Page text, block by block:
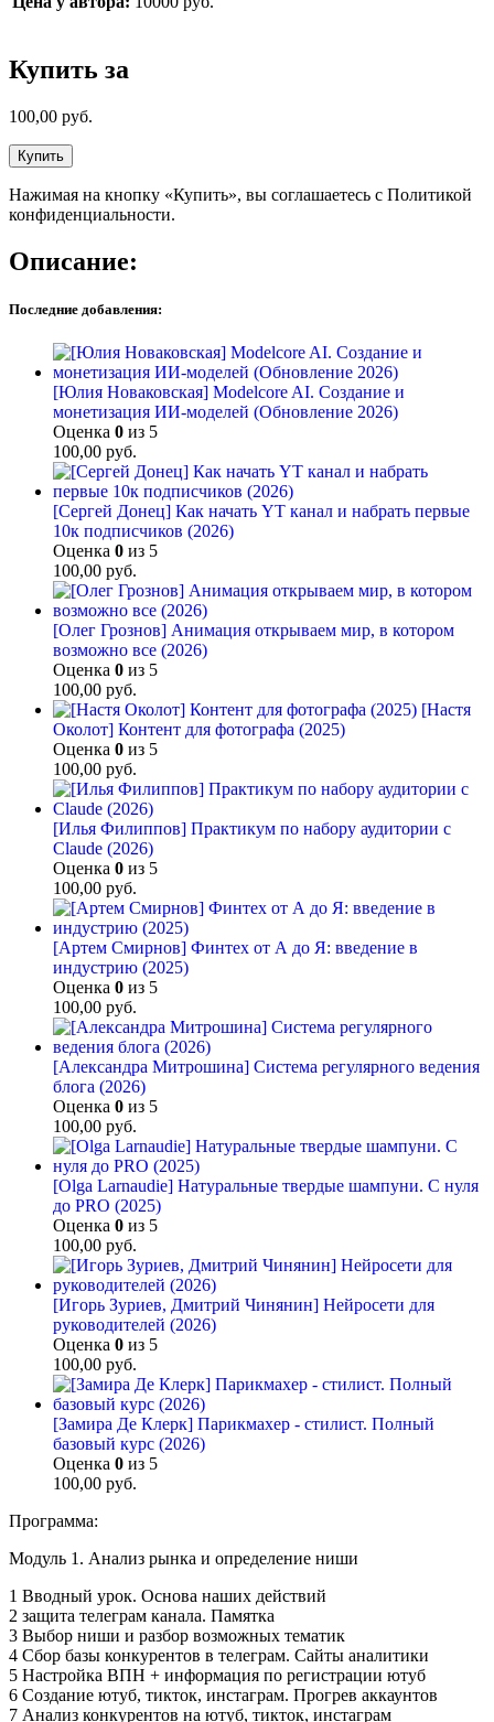
Купить за
100,00 руб.
Купить
Нажимая на кнопку «Купить», вы соглашаетесь с Политикой
конфиденциальности.
Описание:
Последние добавления:
[Юлия Новаковская] Modelcore AI. Создание и
монетизация ИИ-моделей (Обновление 2026)
Оценка 0 из 5
100,00 руб.
[Сергей Донец] Как начать YT канал и набрать первые
10к подписчиков (2026)
Оценка 0 из 5
100,00 руб.
[Олег Грознов] Анимация открываем мир, в котором
возможно все (2026)
Оценка 0 из 5
100,00 руб.
[Настя
Околот] Контент для фотографа (2025)
Оценка 0 из 5
100,00 руб.
[Илья Филиппов] Практикум по набору аудитории с
Claude (2026)
Оценка 0 из 5
100,00 руб.
[Артем Смирнов] Финтех от А до Я: введение в
индустрию (2025)
Оценка 0 из 5
100,00 руб.
[Александра Митрошина] Система регулярного ведения
блога (2026)
Оценка 0 из 5
100,00 руб.
[Olga Larnaudie] Натуральные твердые шампуни. С нуля
до PRO (2025)
Оценка 0 из 5
100,00 руб.
[Игорь Зуриев, Дмитрий Чинянин] Нейросети для
руководителей (2026)
Оценка 0 из 5
100,00 руб.
[Замира Де Клерк] Парикмахер - стилист. Полный
базовый курс (2026)
Оценка 0 из 5
100,00 руб.
Программа:
Модуль 1. Анализ рынка и определение ниши
1 Вводный урок. Основа наших действий
2 защита телеграм канала. Памятка
3 Выбор ниши и разбор возможных тематик
4 Сбор базы конкурентов в телеграм. Сайты аналитики
5 Настройка ВПН + информация по регистрации ютуб
6 Создание ютуб, тикток, инстаграм. Прогрев аккаунтов
7 Анализ конкурентов на ютуб, тикток, инстаграм